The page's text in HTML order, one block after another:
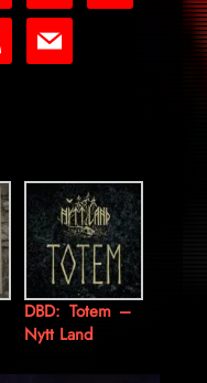
mail
DBD: Totem –
Nytt Land